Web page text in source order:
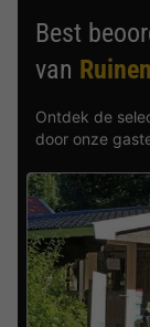
Best
van Ruinen
Ontdek de
door onze